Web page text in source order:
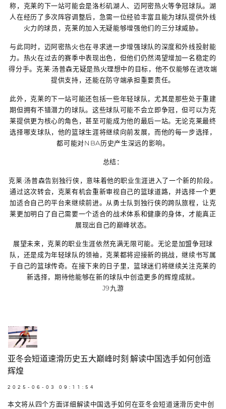
称，克莱的下一站可能会是洛杉矶湖人、迈阿密热火等争冠球队。湖
人在经历了多次阵容调整后，急需一位经验丰富且能为球队提供外线
火力的球员，克莱的加入无疑能够增强他们的三分球威胁。
与此同时，迈阿密热火也在寻求进一步增强球队的深度和外线投射能
力。热火在过去的赛季中表现出色，但他们仍然渴望增加一名稳定的
得分手。克莱·汤普森无疑是热火理想中的目标，他不仅能够在进攻端
提供支持，还能在防守端承担重要责任。
此外，克莱的下一站可能还包括一些年轻球队，尤其是那些处于重建
期但拥有不错潜力的球队。这些球队可能不会立即争冠，但可以为克
莱提供更为核心的角色，甚至可能成为他的最后一站。无论克莱最终
选择哪支球队，他的篮球生涯将继续向前发展，而他的每一步选择，
都可能对NBA历史产生深远的影响。
总结：
克莱·汤普森告别独行侠，意味着他的职业生涯进入了一个新的阶段。
通过这次转会，克莱有机会重新审视自己的篮球道路，并选择一个更
加适合自己的平台来继续前进。从勇士队到独行侠的跨队旅程，让克
莱更加明白了自己需要一个适合的战术体系和健康的身体，才能真正
展现出自己的巅峰状态。
展望未来，克莱的职业生涯依然充满无限可能。无论是加盟争冠球
队，还是成为年轻球队的领袖，克莱都将迎接新的挑战，继续书写属
于自己的篮球传奇。在接下来的日子里，篮球迷们将继续关注克莱的
新选择，期待他能够在新的球队中创造更多的辉煌成就。
J9九游
亚冬会短道速滑历史五大巅峰时刻 解读中国选手如何创造
辉煌
2025-06-03 09:11:54
本文将从四个方面详细解读中国选手如何在亚冬会短道速滑历史中创